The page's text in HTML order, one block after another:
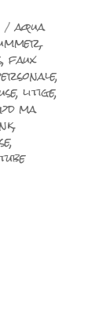
Étiquettes
aqua
,
,faux
,
,litige,
pd ma
,
,
tube